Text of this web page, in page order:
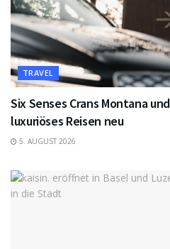
TRAVEL
Six Senses Crans Montana
luxuriöses Reisen neu
5. AUGUST 2026